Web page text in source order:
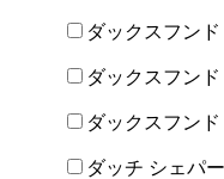
ダックスフンド
ダックスフンド
ダックスフンド
ダッチ シェパ